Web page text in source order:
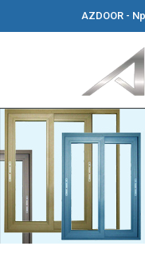
AZDOOR -